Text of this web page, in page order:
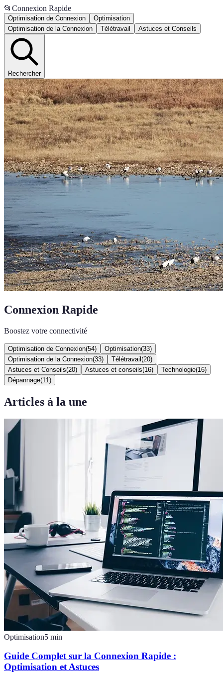
📂 Connexion Rapide
Optimisation de Connexion
Optimisation
Optimisation de la Connexion
Télétravail Astuces et Conseils
Rechercher
Connexion Rapide
Boostez votre connectivité
Optimisation de Connexion(54) Optimisation(33)
Optimisation de la Connexion(33) Télétravail (20)
Astuces et Conseils(20) Astuces et conseils(16) Technologie(16)
Dépannage(11 )
Articles à la une
Optimisation5 min
Guide Complet sur la Connexion Rapide :
Optimisation et Astuces